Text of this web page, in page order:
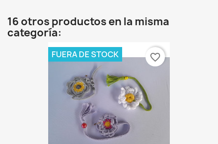
16 otros productos en la misma
categoría:
FUERA DE STOCK favorite_border